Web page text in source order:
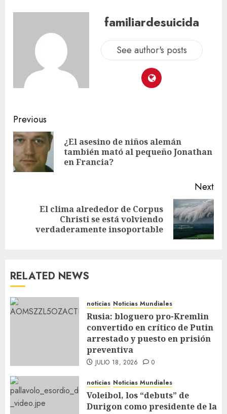
familiardesuicida
See author's posts
Previous
¿El asesino de niños alemán
también mató al pequeño Jonathan
en Francia?
Next
El clima alrededor de Corpus
Christi se está volviendo
verdaderamente insoportable
RELATED NEWS
noticias Noticias Mundiales
Rusia: bloguero pro-Kremlin
convertido en crítico de Putin
arrestado y puesto en prisión
preventiva
JULIO 18, 2026 0
noticias Noticias Mundiales
Voleibol, los “debuts” de
Durigon como presidente de la